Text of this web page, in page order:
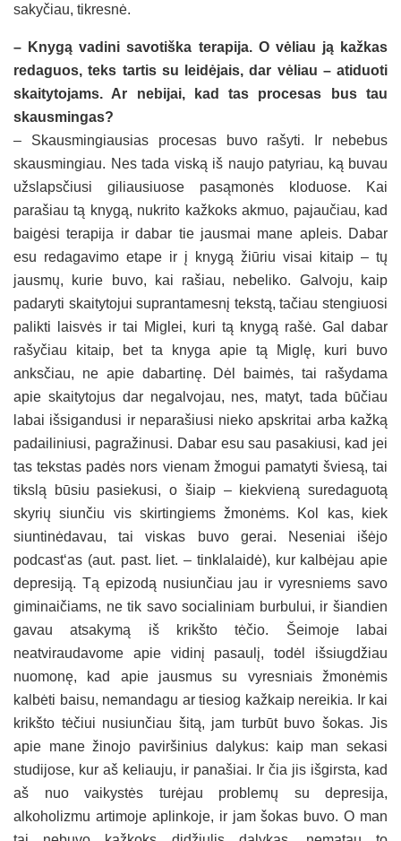
sakyčiau, tikresnė.
– Knygą vadini savotiška terapija. O vėliau ją kažkas
redaguos, teks tartis su leidėjais, dar vėliau – atiduoti
skaitytojams. Ar nebijai, kad tas procesas bus tau
skausmingas?
– Skausmingiausias procesas buvo rašyti. Ir nebebus
skausmingiau. Nes tada viską iš naujo patyriau, ką buvau
užslapsčiusi giliausiuose pasąmonės kloduose. Kai
parašiau tą knygą, nukrito kažkoks akmuo, pajaučiau, kad
baigėsi terapija ir dabar tie jausmai mane apleis. Dabar
esu redagavimo etape ir į knygą žiūriu visai kitaip – tų
jausmų, kurie buvo, kai rašiau, nebeliko. Galvoju, kaip
padaryti skaitytojui suprantamesnį tekstą, tačiau stengiuosi
palikti laisvės ir tai Miglei, kuri tą knygą rašė. Gal dabar
rašyčiau kitaip, bet ta knyga apie tą Miglę, kuri buvo
anksčiau, ne apie dabartinę. Dėl baimės, tai rašydama
apie skaitytojus dar negalvojau, nes, matyt, tada būčiau
labai išsigandusi ir neparašiusi nieko apskritai arba kažką
padailiniusi, pagražinusi. Dabar esu sau pasakiusi, kad jei
tas tekstas padės nors vienam žmogui pamatyti šviesą, tai
tikslą būsiu pasiekusi, o šiaip – kiekvieną suredaguotą
skyrių siunčiu vis skirtingiems žmonėms. Kol kas, kiek
siuntinėdavau, tai viskas buvo gerai. Neseniai išėjo
podcast‘as (aut. past. liet. – tinklalaidė), kur kalbėjau apie
depresiją. Tą epizodą nusiunčiau jau ir vyresniems savo
giminaičiams, ne tik savo socialiniam burbului, ir šiandien
gavau atsakymą iš krikšto tėčio. Šeimoje labai
neatviraudavome apie vidinį pasaulį, todėl išsiugdžiau
nuomonę, kad apie jausmus su vyresniais žmonėmis
kalbėti baisu, nemandagu ar tiesiog kažkaip nereikia. Ir kai
krikšto tėčiui nusiunčiau šitą, jam turbūt buvo šokas. Jis
apie mane žinojo paviršinius dalykus: kaip man sekasi
studijose, kur aš keliauju, ir panašiai. Ir čia jis išgirsta, kad
aš nuo vaikystės turėjau problemų su depresija,
alkoholizmu artimoje aplinkoje, ir jam šokas buvo. O man